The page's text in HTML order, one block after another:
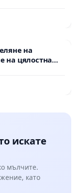
на
на цялостна
път между
искате
мълчите.
като